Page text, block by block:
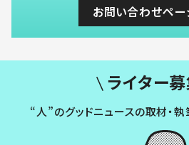
お問い合わせペー
ライター募
“人”のグッドニュースの取材・